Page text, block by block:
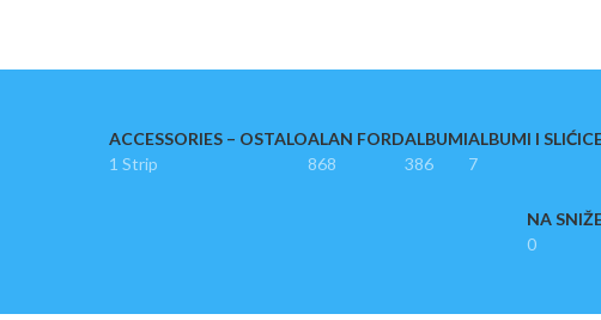
ACCESSORIES – OSTALO
1 Strip
ALAN FORD
868
ALBUMI
386
ALBUMI I
7
NA
0